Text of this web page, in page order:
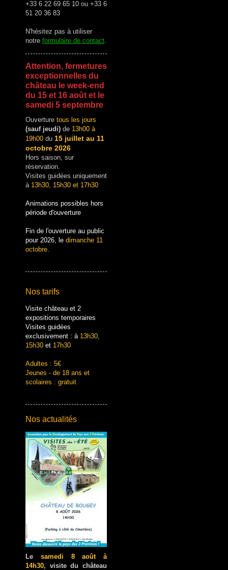
+33 6 22 69 65 10 ou +33 6
51 20 36 83
N'hésitez pas à utiliser
notre formulaire de contact
Attention, fermetures
exceptionnelles du
château le week-end
du 15 et 16 août et le
samedi 5 septembre
Ouverture tous les jours
(sauf jeudi) de 13h00 à
19h00 du 15 juillet au 11
octobre 2026
Hors saison, sur
réservation.
Visites guidées uniquement
à 13h30, 15h30 et 17h30
Animations possibles hors
période d'ouverture
Fin de l'ouverture au public
pour 2026, le dimanche 11
octobre.
Nos tarifs
Visite château et 2
expositions temporaires
Visites guidées
exclusivement : à 13h30,
15h30 et 17h30
Adultes : 5€
Jeunes - de 18 ans et
scolaires : gratuit
Nos actualités
Le samedi 8 août à
14h30, visite du château